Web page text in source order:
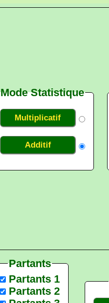
Mode Statistique
Multiplicatif
Additif
Partants
Partants 1
Partants 2